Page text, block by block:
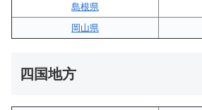
島根県
岡山県
四国地方